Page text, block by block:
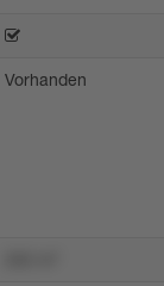
Vorhanden